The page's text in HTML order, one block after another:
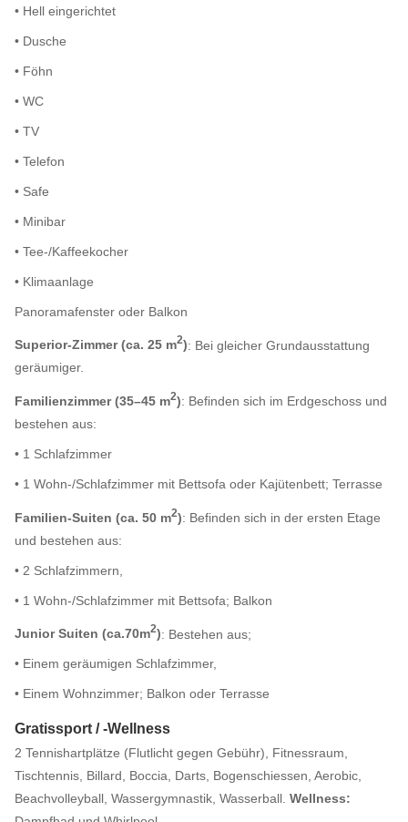
• Hell eingerichtet
• Dusche
• Föhn
• WC
• TV
• Telefon
• Safe
• Minibar
• Tee-/Kaffeekocher
• Klimaanlage
Panoramafenster oder Balkon
Superior-Zimmer (ca. 25 m2): Bei gleicher Grundausstattung
geräumiger.
Familienzimmer (35–45 m2): Befinden sich im Erdgeschoss und
bestehen aus:
• 1 Schlafzimmer
• 1 Wohn-/Schlafzimmer mit Bettsofa oder Kajütenbett; Terrasse
Familien-Suiten (ca. 50 m2): Befinden sich in der ersten Etage
und bestehen aus:
• 2 Schlafzimmern,
• 1 Wohn-/Schlafzimmer mit Bettsofa; Balkon
Junior Suiten (ca.70m2): Bestehen aus;
• Einem geräumigen Schlafzimmer,
• Einem Wohnzimmer; Balkon oder Terrasse
Gratissport / -Wellness
2 Tennishartplätze (Flutlicht gegen Gebühr), Fitnessraum,
Tischtennis, Billard, Boccia, Darts, Bogenschiessen, Aerobic,
Beachvolleyball, Wassergymnastik, Wasserball. Wellness: